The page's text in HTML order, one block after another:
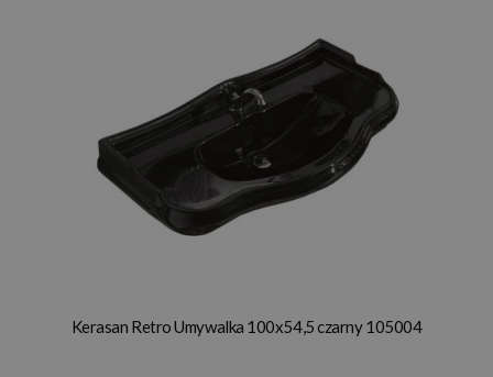
Kerasan Retro Umywalka 100x54,5 czarny 105004